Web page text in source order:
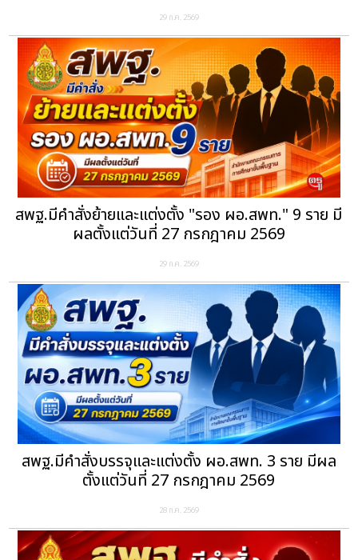
29 ก.ค. 2569
สพฐ.มีคำสั่งย้ายและแต่งตั้ง "รอง ผอ.สพท." 9 ราย มี
ผลตั้งแต่วันที่ 27 กรกฎาคม 2569
29 ก.ค. 2569
สพฐ.มีคำสั่งบรรจุและแต่งตั้ง ผอ.สพท. 3 ราย มีผล
ตั้งแต่วันที่ 27 กรกฎาคม 2569
28 ก.ค. 2569